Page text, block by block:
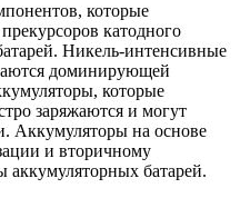
которые
катодного
Никель-интенсивные
доминирующей
которые
заряжаются и могут
Аккумуляторы на основе
и вторичному
батарей.